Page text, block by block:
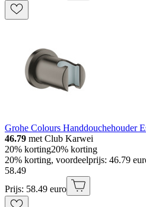
Grohe Colours Handdouchehouder
46.79 met Club Karwei
20% korting20% korting
20% korting, voordeelprijs: 46.79
58.49
Prijs: 58.49 euro